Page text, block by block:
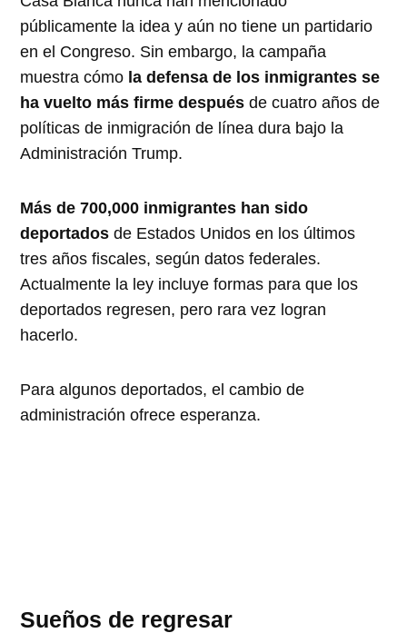
públicamente la idea y aún no tiene un partidario
en el Congreso. Sin embargo, la campaña
muestra cómo la defensa de los inmigrantes se
ha vuelto más firme después de cuatro años de
políticas de inmigración de línea dura bajo la
Administración Trump.
Más de 700,000 inmigrantes han sido
deportados de Estados Unidos en los últimos
tres años fiscales, según datos federales.
Actualmente la ley incluye formas para que los
deportados regresen, pero rara vez logran
hacerlo.
Para algunos deportados, el cambio de
administración ofrece esperanza.
Sueños de regresar